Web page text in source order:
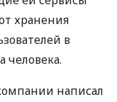
хранения
в
человека.
написал